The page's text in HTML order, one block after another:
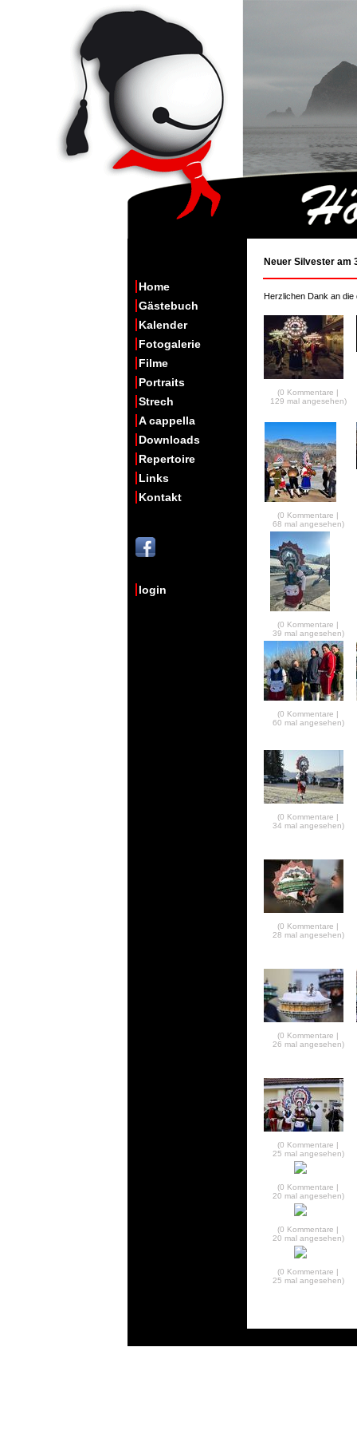
Home
Gästebuch
Kalender
Fotogalerie
Filme
Portraits
Strech
A cappella
Downloads
Repertoire
Links
Kontakt
login
Neuer Silvester am
Herzlichen Dank an die
(0 Kommentare |
129 mal angesehen)
(0 Kommentare |
68 mal angesehen)
(0 Kommentare |
39 mal angesehen)
(0 Kommentare |
60 mal angesehen)
(0 Kommentare |
34 mal angesehen)
(0 Kommentare |
28 mal angesehen)
(0 Kommentare |
26 mal angesehen)
(0 Kommentare |
25 mal angesehen)
(0 Kommentare |
20 mal angesehen)
(0 Kommentare |
20 mal angesehen)
(0 Kommentare |
25 mal angesehen)